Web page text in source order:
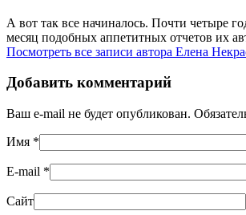
А вот так все начиналось. Почти четыре
месяц подобных аппетитных отчетов их
Посмотреть все записи автора Елена
Добавить комментарий
Ваш e-mail не будет опубликован.
Имя *
E-mail *
Сайт